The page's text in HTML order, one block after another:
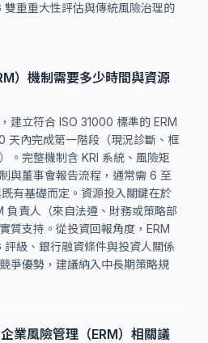
雙重重大性評估與傳統風險治理的
）機制需要多少時間與資源
建立符合 ISO 31000 標準的 ERM
天內完成第一階段（現況診斷、框
。完整機制含 KRI 系統、風險矩
與董事會報告流程，通常需 6 至
有基礎而定。資源投入關鍵在於
負責人（來自法遵、財務或策略部
質支持。從投資回報角度，ERM
評級、銀行融資條件與投資人關係
爭優勢，建議納入中長期策略規
業風險管理（ERM）相關議